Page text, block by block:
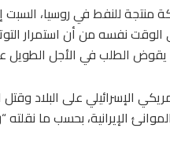
منتجة للنفط في روسيا،
نفسه من أن استمرار
على البلاد وقتل
الإيرانية، بحسب ما نقلته